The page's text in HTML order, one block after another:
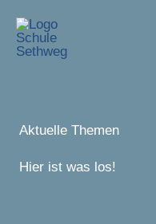
Inhalt
springen
Aktuelle Themen
Hier ist was los!